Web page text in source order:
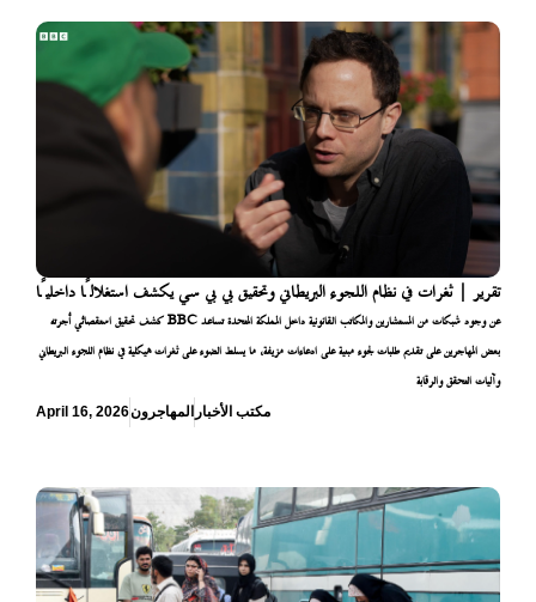
تقرير | ثغرات في نظام اللجوء البريطاني وتحقيق بي بي سي يكشف استغلالًا داخليًا
كشف تحقيق استقصائي أجرته BBC عن وجود شبكات من المستشارين والمكاتب القانونية داخل المملكة المتحدة تساعد
بعض المهاجرين على تقديم طلبات لجوء مبنية على ادعاءات مزيفة، ما يسلط الضوء على ثغرات هيكلية في نظام اللجوء البريطاني
وآليات التحقق والرقابة
April 16, 2026المهاجرون مكتب الأخبار